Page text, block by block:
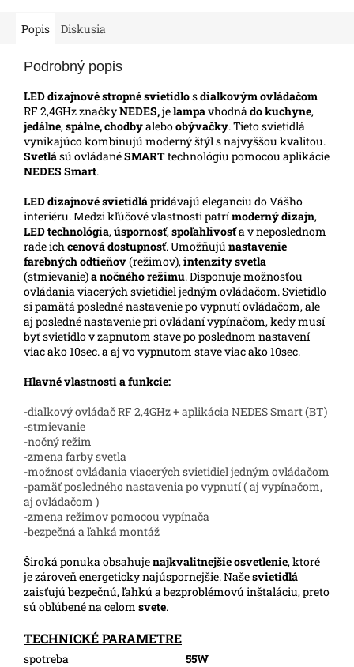
Popis Diskusia
Podrobný popis
LED dizajnové stropné svietidlosdiaľkovým ovládačom
RF 2,4GHz značkyNEDES,jelampavhodnádo kuchyne,
jedálne,spálne, chodbyaleboobývačky. Tieto svietidlá
vynikajúco kombinujú moderný štýl s najvyššou kvalitou.
Svetlású ovládanéSMARTtechnológiu pomocou aplikácie
NEDES Smart.
LEDdizajnové svietidlápridávajú eleganciu do Vášho
interiéru. Medzi kľúčové vlastnosti patrímoderný dizajn,
LED technológia,úspornosť,spoľahlivosťa v neposlednom
rade ichcenová dostupnosť. Umožňujú nastavenie
farebných odtieňov(režimov),intenzity svetla
(stmievanie)a nočného režimu. Disponuje možnosťou
ovládania viacerých svietidiel jedným ovládačom. Svietidlo
si pamätá posledné nastavenie po vypnutí ovládačom, ale
aj posledné nastavenie pri ovládaní vypínačom, kedy musí
byť svietidlo v zapnutom stave po poslednom nastavení
viac ako 10sec. a aj vo vypnutom stave viac ako 10sec.
Hlavné vlastnosti a funkcie:
-diaľkový ovládač RF 2,4GHz + aplikácia NEDES Smart (BT)
-stmievanie
-nočný režim
-zmena farby svetla
-možnosť ovládania viacerých svietidiel jedným ovládačom
-pamäť posledného nastavenia po vypnutí ( aj vypínačom,
aj ovládačom )
-zmena režimov pomocou vypínača
-bezpečná a ľahká montáž
Široká ponuka obsahujenajkvalitnejšie osvetlenie, ktoré
je zároveň energeticky najúspornejšie. Našesvietidlá
zaisťujú bezpečnú, ľahkú a bezproblémovú inštaláciu, preto
sú obľúbené na celom svete.
TECHNICKÉ PARAMETRE
spotreba
55W